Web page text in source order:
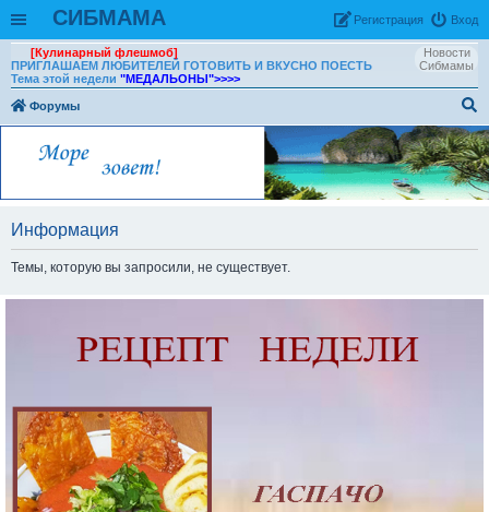
СИБМАМА Вход
Рeгиcтpaция
Новости
Сибмамы
[Кулинарный флешмоб]
ПРИГЛАШАЕМ ЛЮБИТЕЛЕЙ ГОТОВИТЬ И ВКУСНО ПОЕСТЬ
Тема этой недели "МЕДАЛЬОНЫ">>>>
Форумы
ои
ск
Информация
Темы, которую вы запросили, не существует.